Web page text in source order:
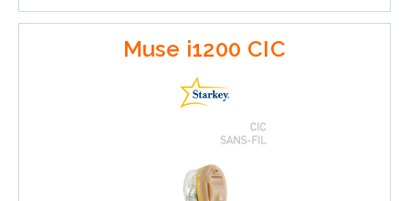
Muse i1200 CIC